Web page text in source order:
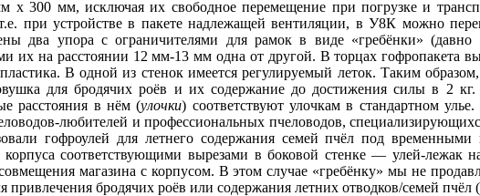
300 мм, исключая их свободное перемещение при погрузке и
при устройстве в пакете надлежащей вентиляции, в У8К можно
два упора с ограничителями для рамок в виде «гребёнки»
их на расстоянии 12 мм-13 мм одна от другой. В торцах гофропакета
В одной из стенок имеется регулируемый леток. Таким
для бродячих роёв и их содержание до достижения силы в 2
расстояния в нём (улочки) соответствуют улочкам в стандартном
любителей и профессиональных пчеловодов,
гофроулей для летнего содержания семей пчёл под
соответствующими вырезами в боковой стенке — улей-лежак
магазина с корпусом. В этом случае «гребёнку» мы не
бродячих роёв или содержания летних отводков/семей пчёл